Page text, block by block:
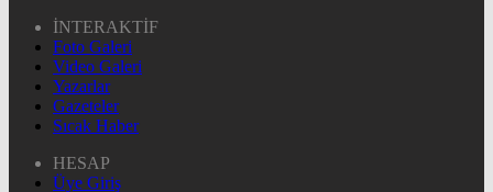
İNTERAKTİF
Foto Galeri
Video Galeri
Yazarlar
Gazeteler
Sıcak Haber
HESAP
Üye Giriş